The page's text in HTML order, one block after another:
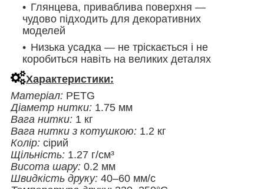
Глянцева, приваблива поверхня —
чудово підходить для декоративних
моделей
Низька усадка — не тріскається і не
коробиться навіть на великих деталях
Характеристики:
Матеріал: PETG
Діаметр нитки: 1.75 мм
Вага нитки: 1 кг
Вага нитки з котушкою: 1.2 кг
Колір: сірий
Щільність: 1.27 г/см³
Висота шару: 0.2 мм
Швидкість друку: 40–60 мм/с